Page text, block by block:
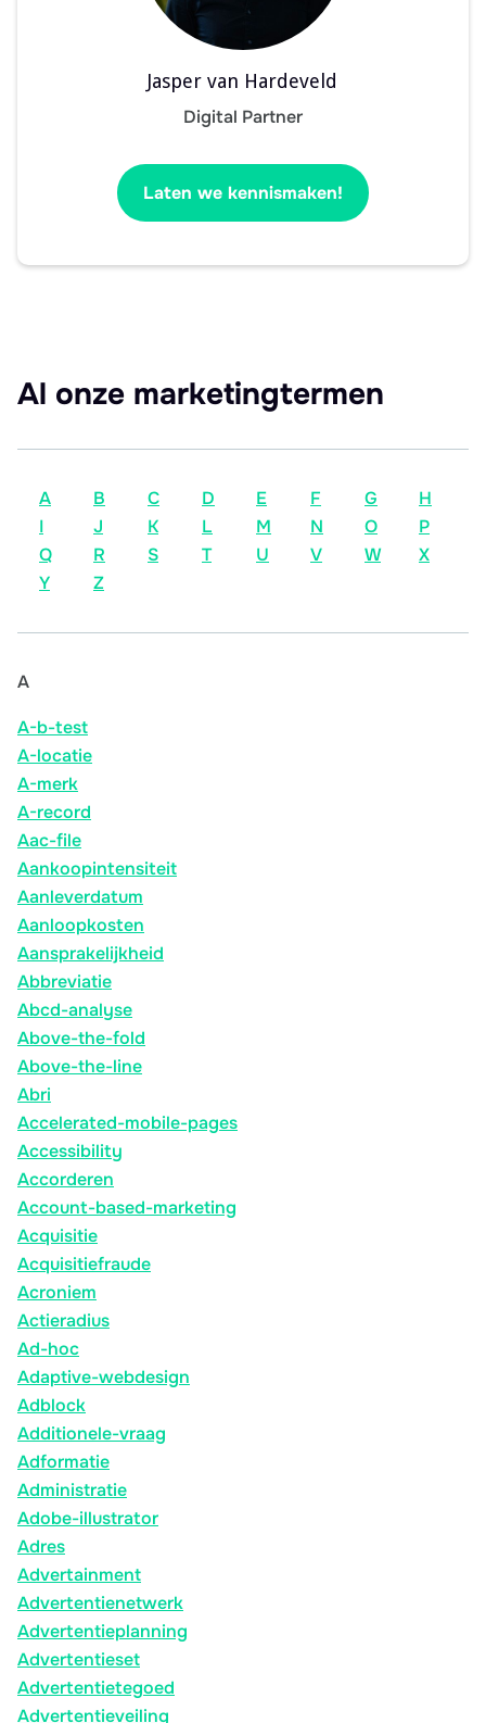
Jasper van Hardeveld
Digital Partner
Laten we kennismaken!
Al onze marketingtermen
A B C D E F G
H
I
J K L M N O
P
Q
R S T U V W
X
Y
Z
A
A-b-test
A-locatie
A-merk
A-record
Aac-file
Aankoopintensiteit
Aanleverdatum
Aanloopkosten
Aansprakelijkheid
Abbreviatie
Abcd-analyse
Above-the-fold
Above-the-line
Abri
Accelerated-mobile-pages
Accessibility
Accorderen
Account-based-marketing
Acquisitie
Acquisitiefraude
Acroniem
Actieradius
Ad-hoc
Adaptive-webdesign
Adblock
Additionele-vraag
Adformatie
Administratie
Adobe-illustrator
Adres
Advertainment
Advertentienetwerk
Advertentieplanning
Advertentieset
Advertentietegoed
Advertentieveiling